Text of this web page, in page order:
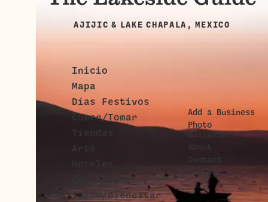
AJIJIC & LAKE CHAPALA, MEXICO
Add a Business
Photo
Galleries
Privacy
Inicio
Mapa
Días Festivos
Comer/Tomar
Qué Hacer
Salud/Bienestar